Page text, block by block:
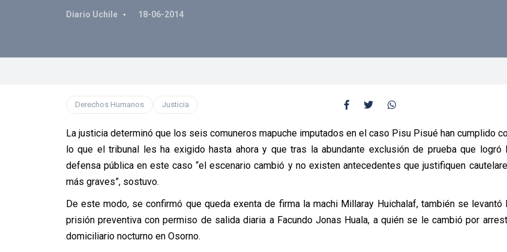
Diario Uchile 18-06-2014
Derechos Humanos Justicia
La justicia determinó que los seis comuneros mapuche imputados en el caso Pisu Pisué han cumplido
lo que el tribunal les ha exigido hasta ahora y que tras la abundante exclusión de prueba que logró
defensa pública en este caso “el escenario cambió y no existen antecedentes que justifiquen
más graves”, sostuvo.
De este modo, se confirmó que queda exenta de firma la machi Millaray Huichalaf, también se levantó
prisión preventiva con permiso de salida diaria a Facundo Jonas Huala, a quién se le cambió por
domiciliario nocturno en Osorno.